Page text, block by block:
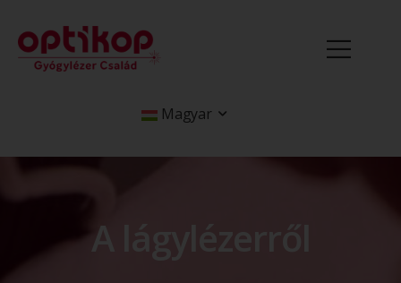
Magyar
A lágylézerről